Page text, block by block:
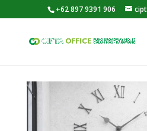
+62 897 9391 906